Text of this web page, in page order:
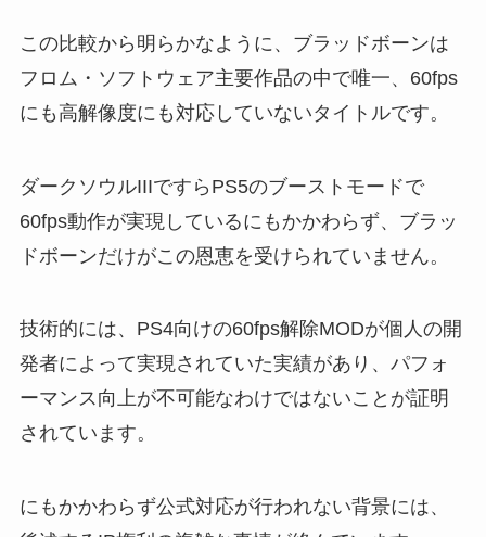
この比較から明らかなように、ブラッドボーンは
フロム・ソフトウェア主要作品の中で唯一、60fps
にも高解像度にも対応していないタイトルです。
ダークソウルIIIですらPS5のブーストモードで
60fps動作が実現しているにもかかわらず、ブラッ
ドボーンだけがこの恩恵を受けられていません。
技術的には、PS4向けの60fps解除MODが個人の開
発者によって実現されていた実績があり、パフォ
ーマンス向上が不可能なわけではないことが証明
されています。
にもかかわらず公式対応が行われない背景には、